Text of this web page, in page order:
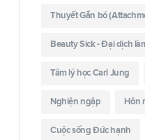
Thuyết Gắn bó
Beauty Sick - Đại dịch
Tâm lý học Carl Jung
Nghiện ngập Hôn
Cuộc sống Đức hạnh